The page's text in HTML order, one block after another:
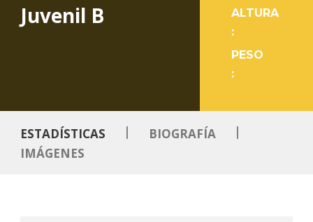
Juvenil B
ALTURA
:
PESO
:
ESTADÍSTICAS | BIOGRAFÍA
|
IMÁGENES